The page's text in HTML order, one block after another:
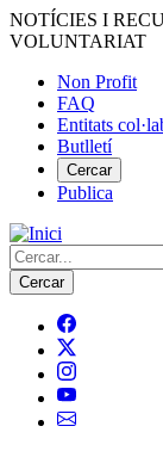
Vés
al
NOTÍCIES I
VOLUNTARIAT
Menú
del
compte
d'usuari
Non Profit
FAQ
Entitats
Butlletí
Cercar
Publica
Cerca